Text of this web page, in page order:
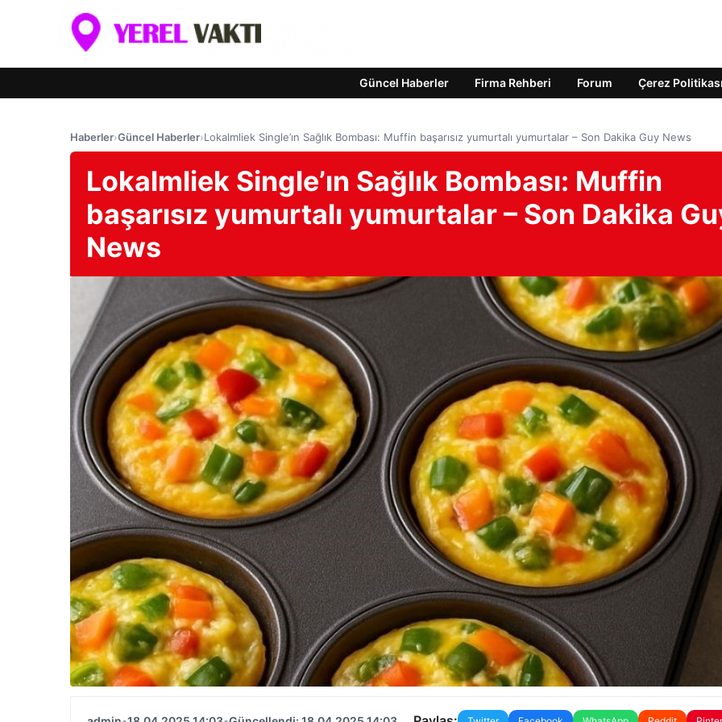
Güncel Haberler Firma Rehberi Forum Çerez Politikası
Haberler›Güncel Haberler›Lokalmliek Single’ın Sağlık Bombası: Muffin başarısız yumurtalı yumurtalar – Son Dakika Guy News
Lokalmliek Single’ın Sağlık Bombası: Muffin
başarısız yumurtalı yumurtalar – Son Dakika
News